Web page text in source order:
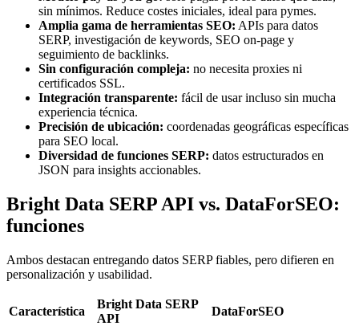
sin mínimos. Reduce costes iniciales, ideal para pymes.
Amplia gama de herramientas SEO: APIs para datos
SERP, investigación de keywords, SEO on-page y
seguimiento de backlinks.
Sin configuración compleja: no necesita proxies ni
certificados SSL.
Integración transparente: fácil de usar incluso sin mucha
experiencia técnica.
Precisión de ubicación: coordenadas geográficas específicas
para SEO local.
Diversidad de funciones SERP: datos estructurados en
JSON para insights accionables.
Bright Data SERP API vs. DataForSEO:
funciones
Ambos destacan entregando datos SERP fiables, pero difieren en
personalización y usabilidad.
Característica
Bright Data SERP
API
DataForSEO